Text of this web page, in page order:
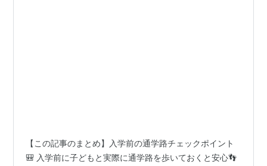
【この記事のまとめ】入学前の通学路チェックポイント
🎒 入学前に子どもと実際に通学路を歩いておくと安心👣